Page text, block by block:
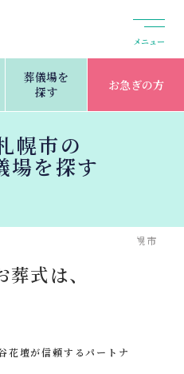
メニュー
葬儀場を
探す
お急ぎの方
幌市の
場を探す
札幌市
式は、
花壇が信頼するパートナ